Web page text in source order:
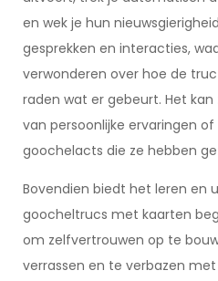
en wek je hun
gesprekken en interacties,
verwonderen over hoe de
raden wat er gebeurt. Het
van persoonlijke ervaringen
goochelacts die ze hebben
Bovendien biedt het leren en
goocheltrucs met kaarten
om zelfvertrouwen op te
verrassen en te verbazen